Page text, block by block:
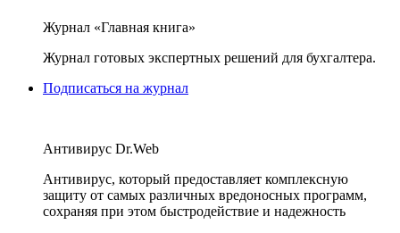
Журнал «Главная книга»
Журнал готовых экспертных решений для бухгалтера.
Подписаться на журнал
Антивирус Dr.Web
Антивирус, который предоставляет комплексную
защиту от самых различных вредоносных программ,
сохраняя при этом быстродействие и надежность